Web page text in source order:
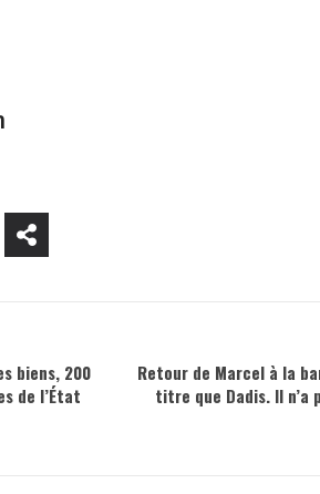
biens, 200
de l’État
Retour de Marcel à la
titre que Dadis. Il